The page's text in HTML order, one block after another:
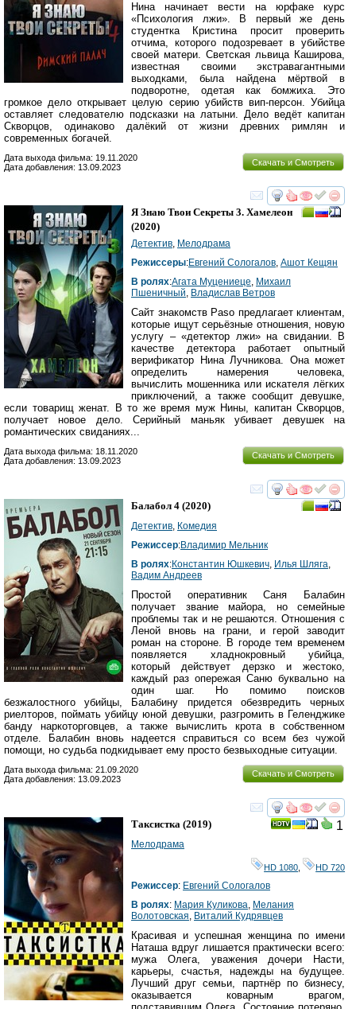
Нина начинает вести на юрфаке курс
«Психология лжи». В первый же день
студентка Кристина просит проверить
отчима, которого подозревает в убийстве
своей матери. Светская львица Каширова,
известная своими экстравагантными
выходками, была найдена мёртвой в
подворотне, одетая как бомжиха. Это
громкое дело открывает целую серию убийств вип-персон. Убийца
оставляет следователю подсказки на латыни. Дело ведёт капитан
Скворцов, одинаково далёкий от жизни древних римлян и
современных богачей.
Скачать и Смотреть
Дата выхода фильма: 19.11.2020
Дата добавления: 13.09.2023
смотреть
Я Знаю Твои Секреты 3. Хамелеон
(2020)
Детектив, Мелодрама
Режиссеры:Евгений Сологалов, Ашот Кещян
В ролях:Агата Муцениеце, Михаил
Пшеничный, Владислав Ветров
Сайт знакомств Paso предлагает клиентам,
которые ищут серьёзные отношения, новую
услугу – «детектор лжи» на свидании. В
качестве детектора работает опытный
верификатор Нина Лучникова. Она может
определить намерения человека,
вычислить мошенника или искателя лёгких
приключений, а также сообщит девушке,
если товарищ женат. В то же время муж Нины, капитан Скворцов,
получает новое дело. Серийный маньяк убивает девушек на
романтических свиданиях...
Скачать и Смотреть
Дата выхода фильма: 18.11.2020
Дата добавления: 13.09.2023
смотреть
Балабол 4 (2020)
Детектив, Комедия
Режиссер:Владимир Мельник
В ролях:Константин Юшкевич, Илья Шляга,
Вадим Андреев
Простой оперативник Саня Балабин
получает звание майора, но семейные
проблемы так и не решаются. Отношения с
Леной вновь на грани, и герой заводит
роман на стороне. В городе тем временем
появляется хладнокровный убийца,
который действует дерзко и жестоко,
каждый раз опережая Саню буквально на
один шаг. Но помимо поисков
безжалостного убийцы, Балабину придется обезвредить черных
риелторов, поймать убийцу юной девушки, разгромить в Геленджике
банду наркоторговцев, а также вычислить крота в собственном
отделе. Балабин вновь надеется справиться со всем без чужой
помощи, но судьба подкидывает ему просто безвыходные ситуации.
Скачать и Смотреть
Дата выхода фильма: 21.09.2020
Дата добавления: 13.09.2023
смотреть
1
Таксистка (2019)
Мелодрама
HD 1080 HD 720
Режиссер: Евгений Сологалов
В ролях: Мария Куликова Мелания
Волотовская Виталий Кудрявцев
Красивая и успешная женщина по имени
Наташа вдруг лишается практически всего:
мужа Олега, уважения дочери Насти,
карьеры, счастья, надежды на будущее.
Лучший друг семьи, партнёр по бизнесу,
оказывается коварным врагом,